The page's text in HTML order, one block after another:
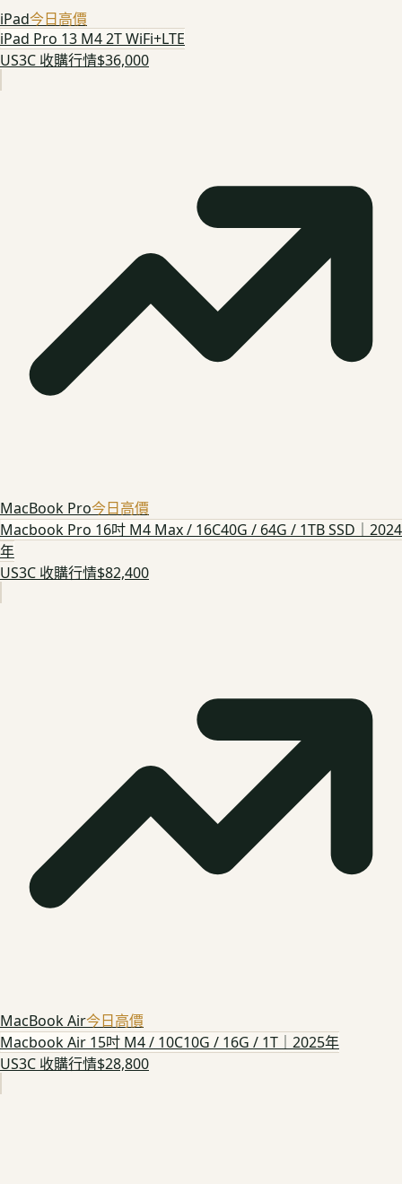
iPad今日高價
iPad Pro 13 M4 2T WiFi+LTE
US3C 收購行情$36,000
MacBook Pro今日高價
Macbook Pro 16吋 M4 Max / 16C40G / 64G / 1TB SSD｜2024
年
US3C 收購行情$82,400
MacBook Air今日高價
Macbook Air 15吋 M4 / 10C10G / 16G / 1T｜2025年
US3C 收購行情$28,800